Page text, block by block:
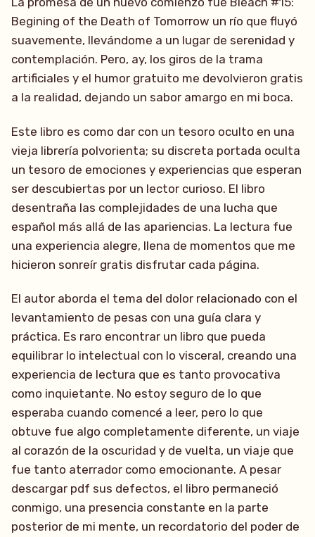
Begining of the Death of Tomorrow un río que fluyó
suavemente, llevándome a un lugar de serenidad y
contemplación. Pero, ay, los giros de la trama
artificiales y el humor gratuito me devolvieron gratis
a la realidad, dejando un sabor amargo en mi boca.
Este libro es como dar con un tesoro oculto en una
vieja librería polvorienta; su discreta portada oculta
un tesoro de emociones y experiencias que esperan
ser descubiertas por un lector curioso. El libro
desentraña las complejidades de una lucha que
español más allá de las apariencias. La lectura fue
una experiencia alegre, llena de momentos que me
hicieron sonreír gratis disfrutar cada página.
El autor aborda el tema del dolor relacionado con el
levantamiento de pesas con una guía clara y
práctica. Es raro encontrar un libro que pueda
equilibrar lo intelectual con lo visceral, creando una
experiencia de lectura que es tanto provocativa
como inquietante. No estoy seguro de lo que
esperaba cuando comencé a leer, pero lo que
obtuve fue algo completamente diferente, un viaje
al corazón de la oscuridad y de vuelta, un viaje que
fue tanto aterrador como emocionante. A pesar
descargar pdf sus defectos, el libro permaneció
conmigo, una presencia constante en la parte
posterior de mi mente, un recordatorio del poder de